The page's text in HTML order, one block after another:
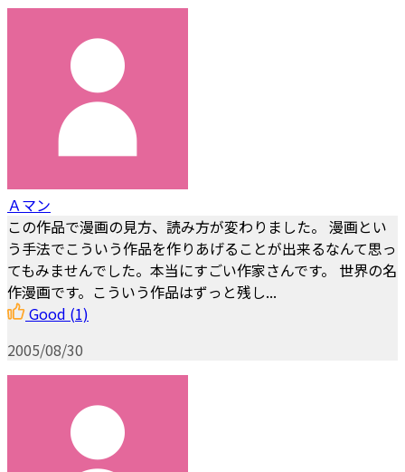
Ａマン
この作品で漫画の見方、読み方が変わりました。 漫画とい
う手法でこういう作品を作りあげることが出来るなんて思っ
てもみませんでした。本当にすごい作家さんです。 世界の名
作漫画です。こういう作品はずっと残し...
Good (1)
2005/08/30